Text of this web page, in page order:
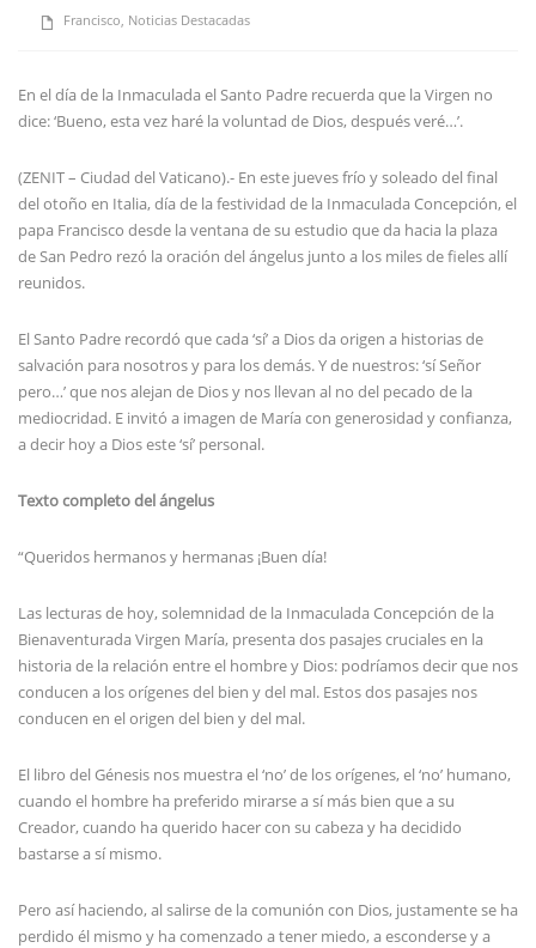
Francisco Noticias Destacadas
En el día de la Inmaculada el Santo Padre recuerda que la Virgen no
dice: ‘Bueno, esta vez haré la voluntad de Dios, después veré…’.
(ZENIT – Ciudad del Vaticano).- En este jueves frío y soleado del final
del otoño en Italia, día de la festividad de la Inmaculada Concepción, el
papa Francisco desde la ventana de su estudio que da hacia la plaza
de San Pedro rezó la oración del ángelus junto a los miles de fieles allí
reunidos.
El Santo Padre recordó que cada ‘sí’ a Dios da origen a historias de
salvación para nosotros y para los demás. Y de nuestros: ‘sí Señor
pero…’ que nos alejan de Dios y nos llevan al no del pecado de la
mediocridad. E invitó a imagen de María con generosidad y confianza,
a decir hoy a Dios este ‘sí’ personal.
Texto completo del ángelus
“Queridos hermanos y hermanas ¡Buen día!
Las lecturas de hoy, solemnidad de la Inmaculada Concepción de la
Bienaventurada Virgen María, presenta dos pasajes cruciales en la
historia de la relación entre el hombre y Dios: podríamos decir que nos
conducen a los orígenes del bien y del mal. Estos dos pasajes nos
conducen en el origen del bien y del mal.
El libro del Génesis nos muestra el ‘no’ de los orígenes, el ‘no’ humano,
cuando el hombre ha preferido mirarse a sí más bien que a su
Creador, cuando ha querido hacer con su cabeza y ha decidido
bastarse a sí mismo.
Pero así haciendo, al salirse de la comunión con Dios, justamente se ha
perdido él mismo y ha comenzado a tener miedo, a esconderse y a